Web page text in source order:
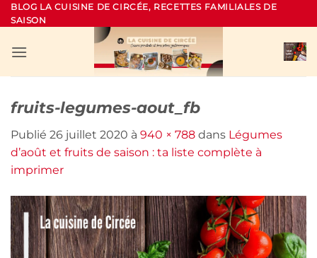
Passer
au
BLOG LA CUISINE DE CIRCÉE, RECETTES FAMILIALES DE
SAISON
fruits-legumes-aout_fb
Publié 26 juillet 2020 à 940 × 788 dans Légumes
d’août et fruits de saison : ta liste complète à
imprimer